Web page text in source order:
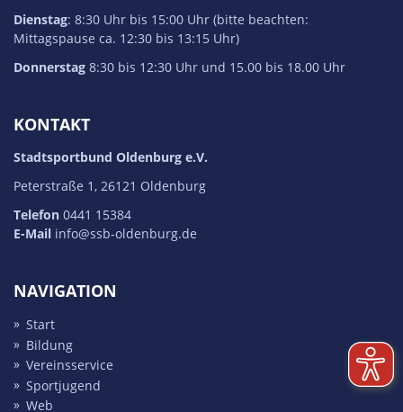
Dienstag: 8:30 Uhr bis 15:00 Uhr (bitte beachten:
Mittagspause ca. 12:30 bis 13:15 Uhr)
Donnerstag 8:30 bis 12:30 Uhr und 15.00 bis 18.00 Uhr
KONTAKT
Stadtsportbund Oldenburg e.V.
Peterstraße 1, 26121 Oldenburg
Telefon 0441 15384
E-Mail info@ssb-oldenburg.de
NAVIGATION
Start
Bildung
Vereins­service
Sport­jugend
Web